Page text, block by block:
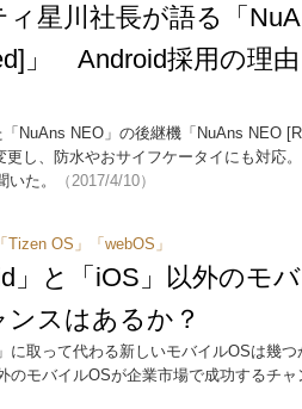
ィ星川社長が語る「
」 Android採用の理
NuAns NEO」の後継機「NuAns NEO
更し、防水やおサイフケータイにも対応
た。
（2017/4/10）
Tizen OS」「webOS」
」と「iOS」以外のモ
ンスはあるか？
に取って代わる新しいモバイルOSは幾
のモバイルOSが企業市場で成功するチ